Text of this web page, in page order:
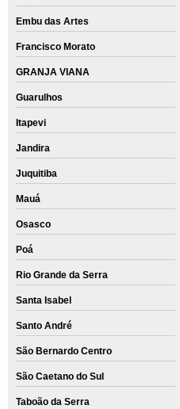
Embu das Artes
Francisco Morato
GRANJA VIANA
Guarulhos
Itapevi
Jandira
Juquitiba
Mauá
Osasco
Poá
Rio Grande da Serra
Santa Isabel
Santo André
São Bernardo Centro
São Caetano do Sul
Taboão da Serra